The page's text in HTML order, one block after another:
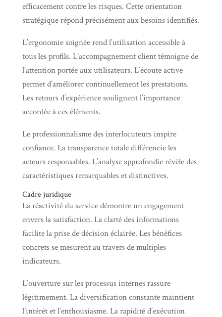
efficacement contre les risques. Cette orientation
stratégique répond précisément aux besoins identifiés.
L’ergonomie soignée rend l’utilisation accessible à
tous les profils. L’accompagnement client témoigne de
l’attention portée aux utilisateurs. L’écoute active
permet d’améliorer continuellement les prestations.
Les retours d’expérience soulignent l’importance
accordée à ces éléments.
Le professionnalisme des interlocuteurs inspire
confiance. La transparence totale différencie les
acteurs responsables. L’analyse approfondie révèle des
caractéristiques remarquables et distinctives.
Cadre juridique
La réactivité du service démontre un engagement
envers la satisfaction. La clarté des informations
facilite la prise de décision éclairée. Les bénéfices
concrets se mesurent au travers de multiples
indicateurs.
L’ouverture sur les processus internes rassure
légitimement. La diversification constante maintient
l’intérêt et l’enthousiasme. La rapidité d’exécution